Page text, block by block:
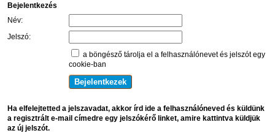
Bejelentkezés
Név:
Jelszó:
a böngésző tárolja el a felhasználónevet és jelszót egy
cookie-ban
Ha elfelejtetted a jelszavadat, akkor írd ide a felhasználóneved és küldünk
a regisztrált e-mail címedre egy jelszókérő linket, amire kattintva küldjük
az új jelszót.